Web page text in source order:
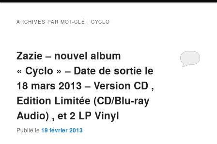
ARCHIVES PAR MOT-CLÉ :CYCLO
Zazie – nouvel album
« Cyclo » – Date de sortie le
18 mars 2013 – Version CD ,
Edition Limitée (CD/Blu-ray
Audio) , et 2 LP Vinyl
Publié le19 février 2013